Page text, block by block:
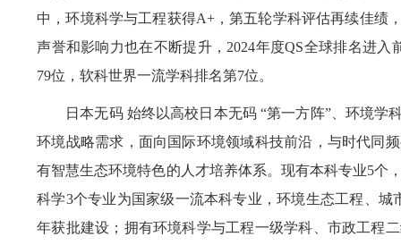
中，环境科学与工程获得A+，第五轮学科评估再续佳绩
声誉和影响力也在不断提升，2024年度QS全球排名进入
79位，软科世界一流学科排名第7位。
日本无码 始终以高校日本无码 “第一方阵”、环境学
环境战略需求，面向国际环境领域科技前沿，与时代同
有智慧生态环境特色的人才培养体系。现有本科专业5个
科学3个专业为国家级一流本科专业，环境生态工程、城
年获批建设；拥有环境科学与工程一级学科、市政工程